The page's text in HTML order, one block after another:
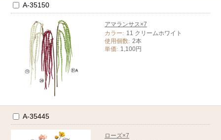
A-35150
アマランサス×7
カラー: 11 クリームホワイト
使用個数: 2本
単価: 1,100円
A-35445
ローズ×7